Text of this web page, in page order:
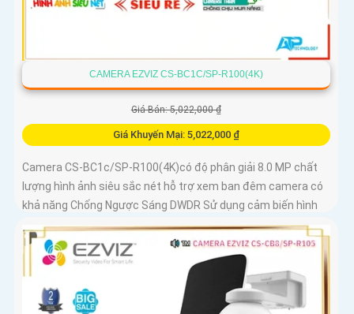
CAMERA EZVIZ CS-BC1C/SP-R100(4K)
Giá Bán: 5,022,000 ₫
Giá Khuyến Mại: 5,022,000 ₫
Camera CS-BC1c/SP-R100(4K)có độ phân giải 8.0 MP chất
lượng hình ảnh siêu sắc nét hỗ trợ xem ban đêm camera có
khả năng Chống Ngược Sáng DWDR Sử dụng cảm biến hình
ảnh CMOS camera CS-BC1c/SP-R100(4K) là một loại
camera giá rẻ với khả năng lưu trữ dữ liệu lên đến 512GB
thông qua khe thẻ nhớ